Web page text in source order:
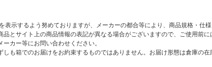
表示するよう努めておりますが、メーカーの都合等により、商品規格・仕
とサイト上の商品情報の表記が異なる場合がございますので、ご使用前
カー等にお問い合わせください。
も箱でのお届けをお約束するものではありません。お届け形態は倉庫の